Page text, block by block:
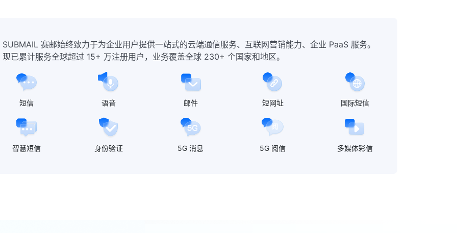
SUBMAIL 赛邮始终致力于为企业用户提供一站式的云端通信服务、互联网营销能力、企业 PaaS 服务。
现已累计服务全球超过 15+ 万注册用户，业务覆盖全球 230+ 个国家和地区。
短信 语音 邮件 短网址 国际短信
智慧短信 身份验证 5G 消息 5G 阅信 多媒体彩信